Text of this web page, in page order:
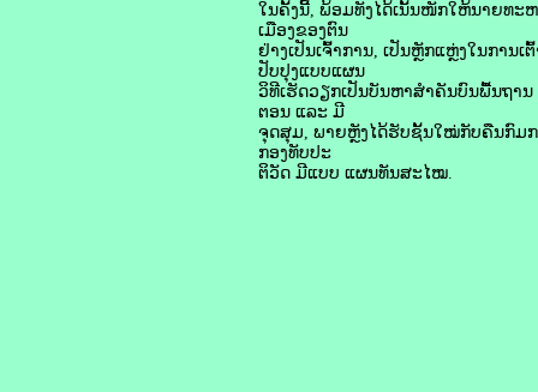
ໃນຄັ້ງນີ້, ພ້ອມທັງໄດ້ເນັ້ນໜັກໃຫ້ນາຍທ
ເມືອງຂອງຕົນ
ຢ່າງເປັນເຈົ້າການ, ເປັນຫຼັກແຫຼ່ງໃນກາ
ປັບປຸງແບບແຜນ
ວິທີເຮັດວຽກເປັນບັນຫາສໍາຄັນບົນພື້ນຖາ
ຕອນ ແລະ ມີ
ຈຸດສຸມ, ພາຍຫຼັງໄດ້ຮັບຊັ້ນໃໝ່ກັບຄືນກົມກ
ກອງທັບປະ
ຕິວັດ ມີແບບ ແຜນທັນສະໄໝ.